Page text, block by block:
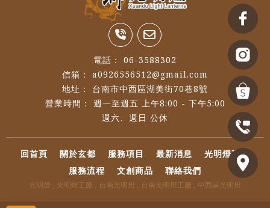
06-3588302
週一至週五 上午8:00 - 下午5:00
a0926556512@gmail.com
台南市中西區湖美街70巷8號
回首頁 關於玄都 服務項目 最新消息
光明燈專區
服務流程
文創商品 聯絡我們
光明燈 光明燈工廠 台南光明燈 台南光明燈工廠 中西區光明燈